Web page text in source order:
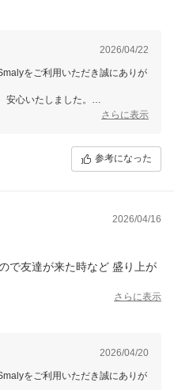
2026/04/22
をご利用いただき誠にありが
心いたしました。
ただき誠にありがとうございま
待ちしております。
さらに表示
参考になった
2026/04/16
で友達が来た時など 盛り上が
さらに表示
2026/04/20
をご利用いただき誠にありが